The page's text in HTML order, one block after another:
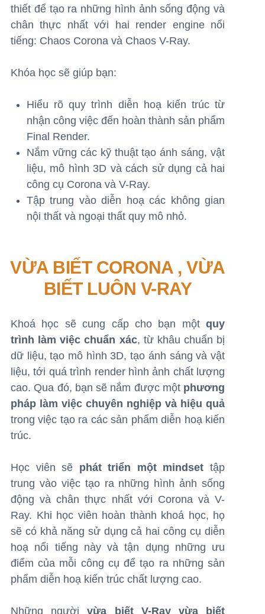
thiết để tạo ra những hình ảnh sống động và
chân thực nhất với hai render engine nổi
tiếng: Chaos Corona và Chaos V-Ray.
Khóa học sẽ giúp bạn:
Hiểu rõ quy trình diễn hoạ kiến trúc từ
nhận công việc đến hoàn thành sản phẩm
Final Render.
Nắm vững các kỹ thuật tạo ánh sáng, vật
liệu, mô hình 3D và cách sử dụng cả hai
công cụ Corona và V-Ray.
Tập trung vào diễn hoạ các không gian
nội thất và ngoại thất quy mô nhỏ.
VỪA BIẾT CORONA , VỪA
BIẾT LUÔN V-RAY
Khoá học sẽ cung cấp cho bạn một quy
trình làm việc chuẩn xác, từ khâu chuẩn bị
dữ liệu, tạo mô hình 3D, tạo ánh sáng và vật
liệu, tới quá trình render hình ảnh chất lượng
cao. Qua đó, bạn sẽ nắm được mộtphương
pháp làm việc chuyên nghiệp và hiệu quả
trong việc tạo ra các sản phẩm diễn hoạ kiến
trúc.
Học viên sẽ phát triển một mindset tập
trung vào việc tạo ra những hình ảnh sống
động và chân thực nhất với Corona và V-
Ray. Khi học viên hoàn thành khoá học, họ
sẽ có khả năng sử dụng cả hai công cụ diễn
hoạ nổi tiếng này và tận dụng những ưu
điểm của mỗi công cụ để tạo ra những sản
phẩm diễn hoạ kiến trúc chất lượng cao.
Những ngườivừa biết V-Ray vừa biết